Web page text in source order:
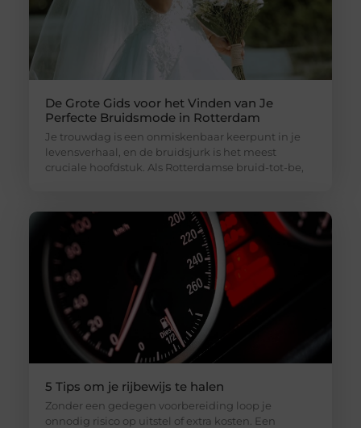
De Grote Gids voor het Vinden van Je
Perfecte Bruidsmode in Rotterdam
Je trouwdag is een onmiskenbaar keerpunt in je
levensverhaal, en de bruidsjurk is het meest
cruciale hoofdstuk. Als Rotterdamse bruid-tot-be,
5 Tips om je rijbewijs te halen
Zonder een gedegen voorbereiding loop je
onnodig risico op uitstel of extra kosten. Een